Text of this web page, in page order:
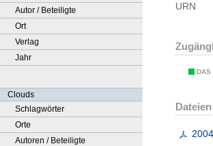
Autor / Beteiligte
Ort
Verlag
Jahr
Clouds
Schlagwörter
Orte
Autoren / Beteiligte
URN
DAS
Dateien
2004